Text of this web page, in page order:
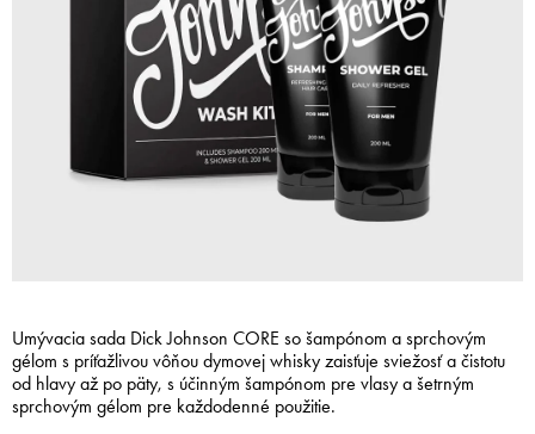
Umývacia sada Dick Johnson CORE so šampónom a sprchovým
gélom s príťažlivou vôňou dymovej whisky zaisťuje sviežosť a čistotu
od hlavy až po päty, s účinným šampónom pre vlasy a šetrným
sprchovým gélom pre každodenné použitie.